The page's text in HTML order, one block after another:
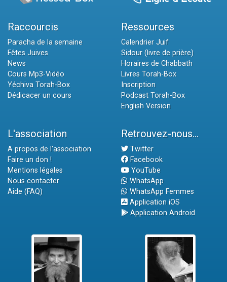
Raccourcis
Paracha de la semaine
Fêtes Juives
News
Cours Mp3-Vidéo
Yéchiva Torah-Box
Dédicacer un cours
Ressources
Calendrier Juif
Sidour (livre de prière)
Horaires de Chabbath
Livres Torah-Box
Inscription
Podcast Torah-Box
English Version
L'association
A propos de l'association
Faire un don !
Mentions légales
Nous contacter
Aide (FAQ)
Retrouvez-nous...
Twitter
Facebook
YouTube
WhatsApp
WhatsApp Femmes
Application iOS
Application Android